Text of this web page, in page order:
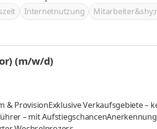
Internetnutzung
(m/w/d)
& ProvisionExklusive Verkaufsgebiete –
– mit